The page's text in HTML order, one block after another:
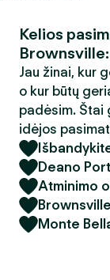
Kelios
Brownsville:
Jau žinai, kur
o kur būtų
padėsim. Štai
idėjos
Deano
Atminimo
Monte